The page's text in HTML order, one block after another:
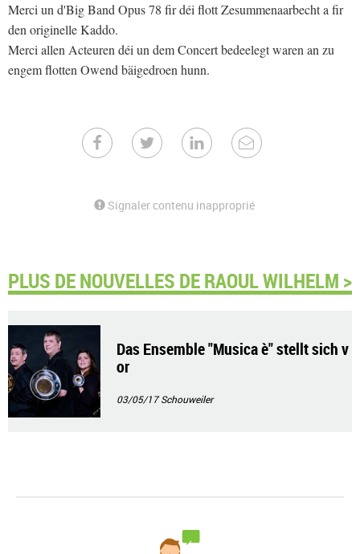
Merci un d'Big Band Opus 78 fir déi flott Zesummenaarbecht a fir
den originelle Kaddo.
Merci allen Acteuren déi un dem Concert bedeelegt waren an zu
engem flotten Owend bäigedroen hunn.
Signaler contenu inapproprié
PLUS DE NOUVELLES DE RAOUL WILHELM >
Das Ensemble "Musica è" stellt sich v
or
03/05/17Schouweiler